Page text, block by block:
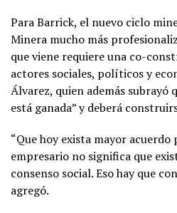
Para Barrick, el nuevo ciclo
Minera mucho más
que viene requiere una co-
actores sociales, políticos y
Álvarez, quien además subrayó
está ganada” y deberá
“Que hoy exista mayor
empresario no significa que
consenso social. Eso hay que
agregó.